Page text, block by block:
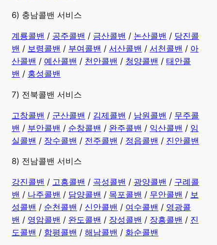
6) 충남콜밴 서비스
계룡콜밴 / 공주콜밴 / 금산콜밴 / 논산콜밴 / 당진콜
밴 / 보령콜밴 / 부여콜밴 / 서산콜밴 / 서천콜밴 / 아
산콜밴 / 예산콜밴 / 천안콜밴 / 청양콜밴 / 태안콜
밴 / 홍성콜밴
7) 전북콜밴 서비스
고창콜밴 / 군산콜밴 / 김제콜밴 / 남원콜밴 / 무주콜
밴 / 부안콜밴 / 순창콜밴 / 완주콜밴 / 익산콜밴 / 임
실콜밴 / 장수콜밴 / 전주콜밴 / 정읍콜밴 / 진안콜밴
8) 전남콜밴 서비스
강진콜밴 / 고흥콜밴 / 곡성콜밴 / 광양콜밴 / 구례콜
밴 / 나주콜밴 / 담양콜밴 / 목포콜밴 / 무안콜밴 / 보
성콜밴 / 순천콜밴 / 신안콜밴 / 여수콜밴 / 영광콜
밴 / 영암콜밴 / 완도콜밴 / 장성콜밴 / 장흥콜밴 / 진
도콜밴 / 함평콜밴 / 해남콜밴 / 화순콜밴